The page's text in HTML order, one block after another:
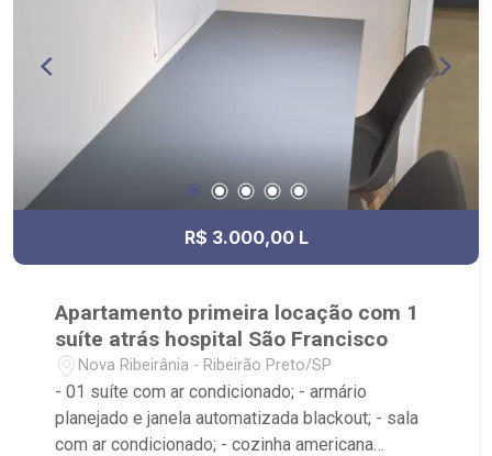
R$ 3.000,00 L
Apartamento primeira locação com 1
suíte atrás hospital São Francisco
Nova Ribeirânia - Ribeirão Preto/SP
- 01 suíte com ar condicionado; - armário
planejado e janela automatizada blackout; - sala
com ar condicionado; - cozinha americana